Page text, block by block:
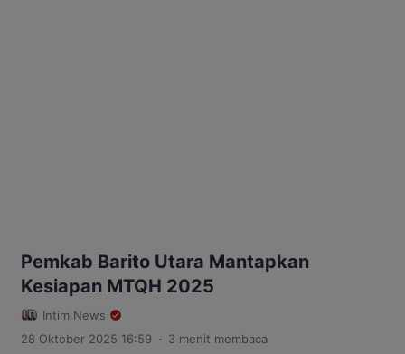
Pemkab Barito Utara Mantapkan
Kesiapan MTQH 2025
Intim News
28 Oktober 2025 16:59 . 3 menit membaca